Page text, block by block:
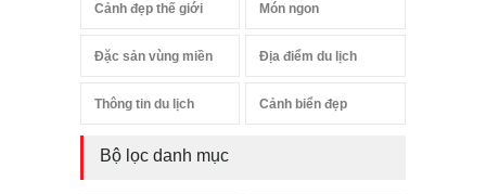
Cảnh đẹp thế giới Món ngon
Đặc sản vùng miền Địa điểm du lịch
Thông tin du lịch Cảnh biển đẹp
Bộ lọc danh mục